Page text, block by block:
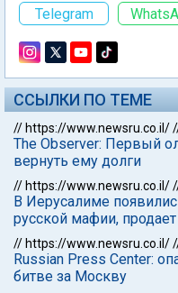
Telegram
ССЫЛКИ ПО ТЕМЕ
// https://www.newsru.co.il/
The Observer: Первый
вернуть ему долги
// https://www.newsru.co.il/
В Иерусалиме
русской мафии,
// https://www.newsru.co.il/
Russian Press Center:
битве за Москву